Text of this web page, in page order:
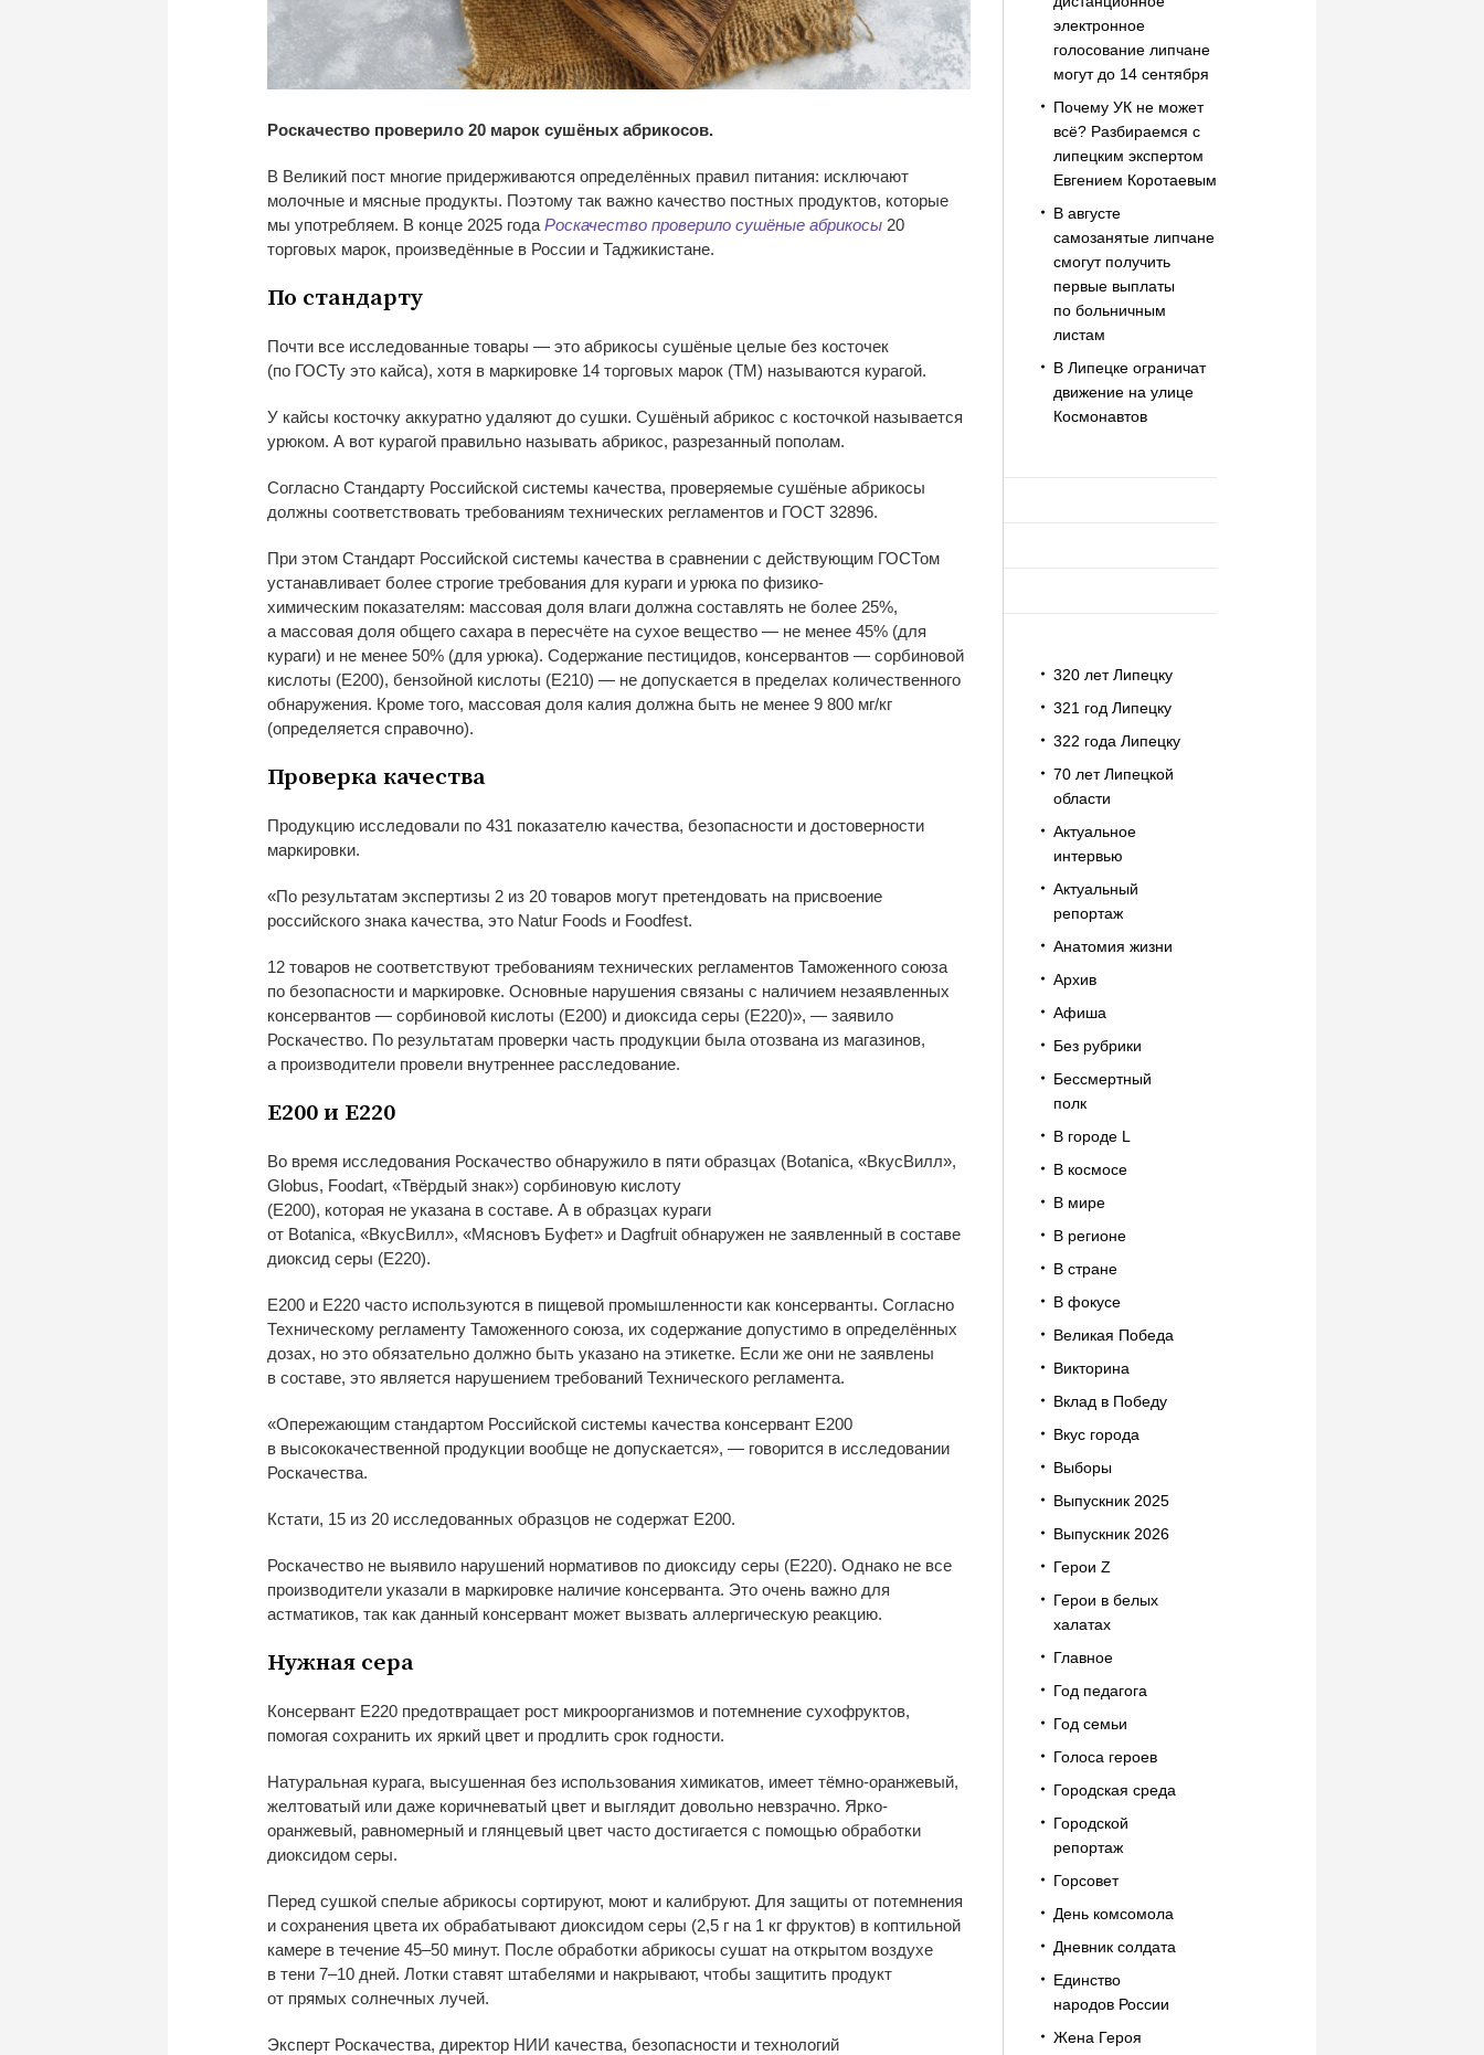
Роскачество проверило 20 марок сушёных абрикосов.
В Великий пост многие придерживаются определённых правил питания: исключают
молочные и мясные продукты. Поэтому так важно качество постных продуктов, которые
мы употребляем. В конце 2025 года Роскачество проверило сушёные абрикосы 20
торговых марок, произведённые в России и Таджикистане.
По стандарту
Почти все исследованные товары — это абрикосы сушёные целые без косточек
(по ГОСТу это кайса), хотя в маркировке 14 торговых марок (ТМ) называются курагой.
У кайсы косточку аккуратно удаляют до сушки. Сушёный абрикос с косточкой называется
урюком. А вот курагой правильно называть абрикос, разрезанный пополам.
Согласно Стандарту Российской системы качества, проверяемые сушёные абрикосы
должны соответствовать требованиям технических регламентов и ГОСТ 32896.
При этом Стандарт Российской системы качества в сравнении с действующим ГОСТом
устанавливает более строгие требования для кураги и урюка по физико-
химическим показателям: массовая доля влаги должна составлять не более 25%,
а массовая доля общего сахара в пересчёте на сухое вещество — не менее 45% (для
кураги) и не менее 50% (для урюка). Содержание пестицидов, консервантов — сорбиновой
кислоты (E200), бензойной кислоты (E210) — не допускается в пределах количественного
обнаружения. Кроме того, массовая доля калия должна быть не менее 9 800 мг/кг
(определяется справочно).
Проверка качества
Продукцию исследовали по 431 показателю качества, безопасности и достоверности
маркировки.
«По результатам экспертизы 2 из 20 товаров могут претендовать на присвоение
российского знака качества, это Natur Foods и Foodfest.
12 товаров не соответствуют требованиям технических регламентов Таможенного союза
по безопасности и маркировке. Основные нарушения связаны с наличием незаявленных
консервантов — сорбиновой кислоты (Е200) и диоксида серы (Е220)», — заявило
Роскачество. По результатам проверки часть продукции была отозвана из магазинов,
а производители провели внутреннее расследование.
Е200 и Е220
Во время исследования Роскачество обнаружило в пяти образцах (Botanica, «ВкусВилл»,
Globus, Foodart, «Твёрдый знак») сорбиновую кислоту
(Е200), которая не указана в составе. А в образцах кураги
от Botanica, «ВкусВилл», «Мясновъ Буфет» и Dagfruit обнаружен не заявленный в составе
диоксид серы (Е220).
Е200 и Е220 часто используются в пищевой промышленности как консерванты. Согласно
Техническому регламенту Таможенного союза, их содержание допустимо в определённых
дозах, но это обязательно должно быть указано на этикетке. Если же они не заявлены
в составе, это является нарушением требований Технического регламента.
«Опережающим стандартом Российской системы качества консервант Е200
в высококачественной продукции вообще не допускается», — говорится в исследовании
Роскачества.
Кстати, 15 из 20 исследованных образцов не содержат Е200.
Роскачество не выявило нарушений нормативов по диоксиду серы (Е220). Однако не все
производители указали в маркировке наличие консерванта. Это очень важно для
астматиков, так как данный консервант может вызвать аллергическую реакцию.
Нужная сера
Консервант Е220 предотвращает рост микроорганизмов и потемнение сухофруктов,
помогая сохранить их яркий цвет и продлить срок годности.
Натуральная курага, высушенная без использования химикатов, имеет тёмно-оранжевый,
желтоватый или даже коричневатый цвет и выглядит довольно невзрачно. Ярко-
оранжевый, равномерный и глянцевый цвет часто достигается с помощью обработки
диоксидом серы.
Перед сушкой спелые абрикосы сортируют, моют и калибруют. Для защиты от потемнения
и сохранения цвета их обрабатывают диоксидом серы (2,5 г на 1 кг фруктов) в коптильной
камере в течение 45–50 минут. После обработки абрикосы сушат на открытом воздухе
в тени 7–10 дней. Лотки ставят штабелями и накрывают, чтобы защитить продукт
от прямых солнечных лучей.
Эксперт Роскачества, директор НИИ качества, безопасности и технологий
электронное
голосование липчане
могут до 14 сентября
Почему УК не может
всё? Разбираемся с
липецким экспертом
Евгением Коротаевым
В августе
самозанятые липчане
смогут получить
первые выплаты
по больничным
листам
В Липецке ограничат
движение на улице
Космонавтов
320 лет Липецку
321 год Липецку
322 года Липецку
70 лет Липецкой
области
Актуальное
интервью
Актуальный
репортаж
Анатомия жизни
Архив
Афиша
Без рубрики
Бессмертный
полк
В городе L
В космосе
В мире
В регионе
В стране
В фокусе
Великая Победа
Викторина
Вклад в Победу
Вкус города
Выборы
Выпускник 2025
Выпускник 2026
Герои Z
Герои в белых
халатах
Главное
Год педагога
Год семьи
Голоса героев
Городская среда
Городской
репортаж
Горсовет
День комсомола
Дневник солдата
Единство
народов России
Жена Героя